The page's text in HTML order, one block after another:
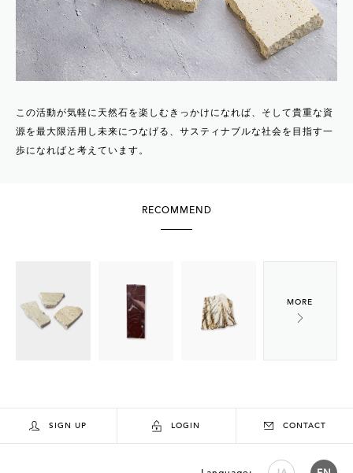
この活動が気軽に天然石を楽しむきっかけになれば、そして貴重な資
源を最大限活用し未来につなげる、サスティナブルな社会を目指す一
歩になればと考えています。
RECOMMEND
SIGN UP LOGIN CONTACT